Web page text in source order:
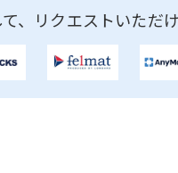
、リクエストいただけ